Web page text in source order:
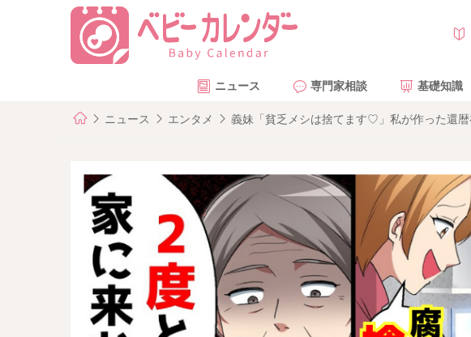
ニュース 専門家相談 基礎知識
ニュース エンタメ 義妹「貧乏メシは捨てます♡」私が作った還